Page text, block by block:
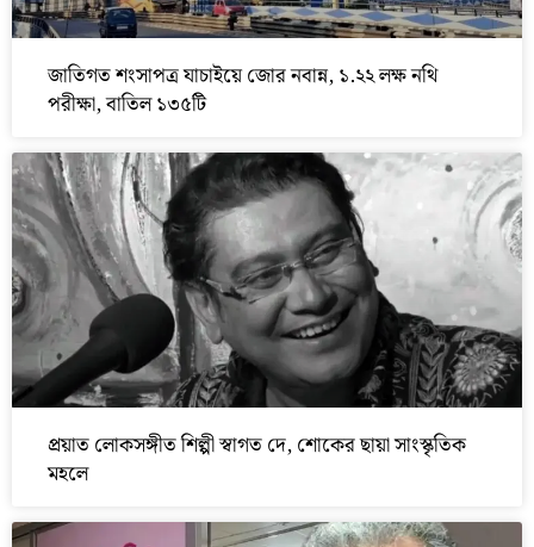
জাতিগত শংসাপত্র যাচাইয়ে জোর নবান্ন, ১.২২ লক্ষ নথি
পরীক্ষা, বাতিল ১৩৫টি
প্রয়াত লোকসঙ্গীত শিল্পী স্বাগত দে, শোকের ছায়া সাংস্কৃতিক
মহলে